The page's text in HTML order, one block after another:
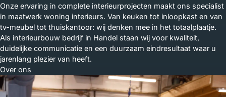
Onze ervaring in complete interieurprojecten maakt ons specialist
in maatwerk woning interieurs. Van keuken tot inloopkast en van
tv-meubel tot thuiskantoor: wij denken mee in het totaalplaatje.
Als interieurbouw bedrijf in Handel staan wij voor kwaliteit,
duidelijke communicatie en een duurzaam eindresultaat waar u
jarenlang plezier van heeft.
Over ons